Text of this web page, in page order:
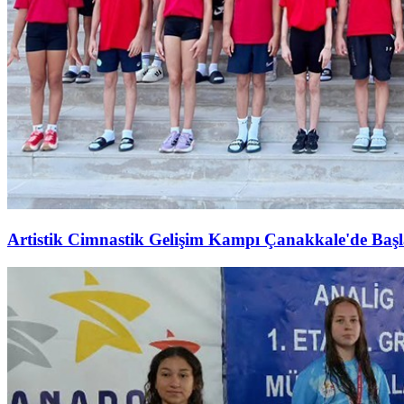
Artistik Cimnastik Gelişim Kampı Çanakkale'de